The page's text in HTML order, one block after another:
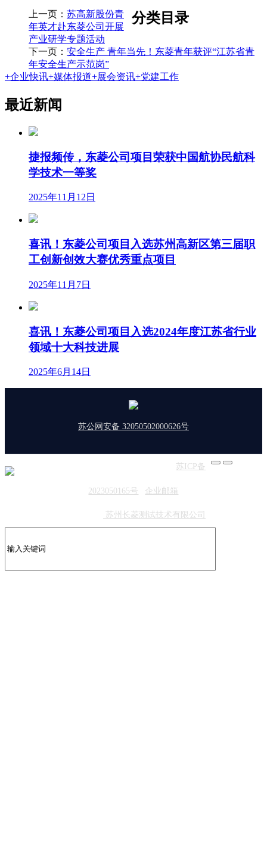
上一页： 苏高新股份青
年英才赴东菱公司开展
产业研学专题活动
下一页： 安全生产 青年当先！东菱青年获评“江苏省青
年安全生产示范岗”
分类目录
+企业快讯+媒体报道+展会资讯+党建工作
最近新闻
捷报频传，东菱公司项目荣获中国航协民航科
学技术一等奖
2025年11月12日
喜讯！东菱公司项目入选苏州高新区第三届职
工创新创效大赛优秀重点项目
2025年11月7日
喜讯！东菱公司项目入选2024年度江苏省行业
领域十大科技进展
2025年6月14日
苏公网安备 32050502000626号
苏ICP备
2023050165号 企业邮箱
苏州长菱测试技术有限公司